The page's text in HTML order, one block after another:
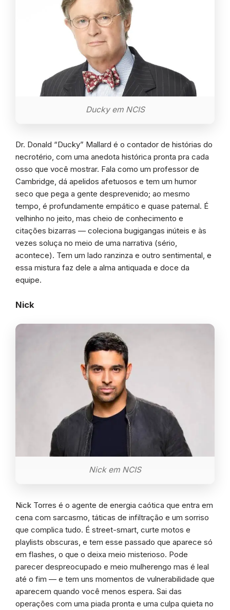
Ducky em NCIS
Dr. Donald “Ducky” Mallard é o contador de histórias do
necrotério, com uma anedota histórica pronta pra cada
osso que você mostrar. Fala como um professor de
Cambridge, dá apelidos afetuosos e tem um humor
seco que pega a gente desprevenido; ao mesmo
tempo, é profundamente empático e quase paternal. É
velhinho no jeito, mas cheio de conhecimento e
citações bizarras — coleciona bugigangas inúteis e às
vezes soluça no meio de uma narrativa (sério,
acontece). Tem um lado ranzinza e outro sentimental, e
essa mistura faz dele a alma antiquada e doce da
equipe.
Nick
Nick em NCIS
Nick Torres é o agente de energia caótica que entra em
cena com sarcasmo, táticas de infiltração e um sorriso
que complica tudo. É street-smart, curte motos e
playlists obscuras, e tem esse passado que aparece só
em flashes, o que o deixa meio misterioso. Pode
parecer despreocupado e meio mulherengo mas é leal
até o fim — e tem uns momentos de vulnerabilidade que
aparecem quando você menos espera. Sai das
operações com uma piada pronta e uma culpa quieta no